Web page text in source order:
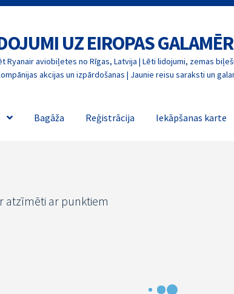
UZ EIROPAS
Ryanair aviobiļetes no Rīgas, Latvija | Lēti lidojumi, zemas
akcijas un izpārdošanas | Jaunie reisu saraksti un
Bagāža Reģistrācija Iekāpšanas karte
atzīmēti ar punktiem